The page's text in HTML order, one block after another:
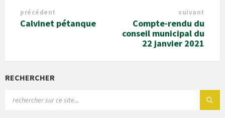
précédent
Calvinet pétanque
suivant
Compte-rendu du
conseil municipal du
22 janvier 2021
RECHERCHER